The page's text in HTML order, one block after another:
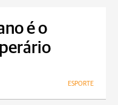
é o
ESPORTE